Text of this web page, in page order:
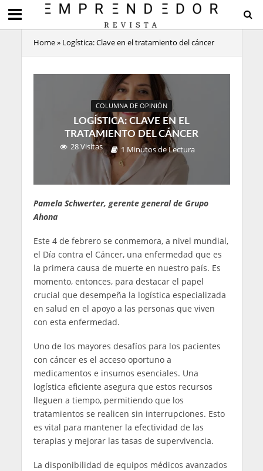
Home» Logística: Clave en el tratamiento del cáncer
COLUMNA DE OPINIÓN
LOGÍSTICA: CLAVE EN EL
TRATAMIENTO DEL CÁNCER
28 Visitas
1 Minutos de Lectura
Pamela Schwerter, gerente general de Grupo
Ahona
Este 4 de febrero se conmemora, a nivel mundial,
el Día contra el Cáncer, una enfermedad que es
la primera causa de muerte en nuestro país. Es
momento, entonces, para destacar el papel
crucial que desempeña la logística especializada
en salud en el apoyo a las personas que viven
con esta enfermedad.
Uno de los mayores desafíos para los pacientes
con cáncer es el acceso oportuno a
medicamentos e insumos esenciales. Una
logística eficiente asegura que estos recursos
lleguen a tiempo, permitiendo que los
tratamientos se realicen sin interrupciones. Esto
es vital para mantener la efectividad de las
terapias y mejorar las tasas de supervivencia.
La disponibilidad de equipos médicos avanzados